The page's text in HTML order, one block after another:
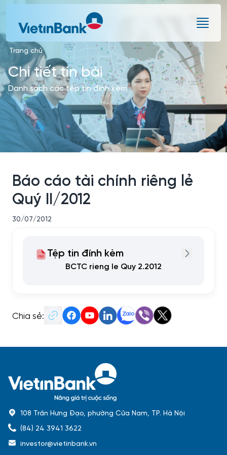
Trang chủ
Chi tiết tin bài
Danh sách các tệp tin đính kèm
Báo cáo tài chính riêng lẻ
Quý II/2012
30/07/2012
Tệp tin đính kèm
BCTC rieng le Quy 2.2012
Chia sẻ:
108 Trần Hưng Đạo, phường Cửa Nam, TP. Hà Nội
(84) 24 3941 3622
investor@vietinbank.vn